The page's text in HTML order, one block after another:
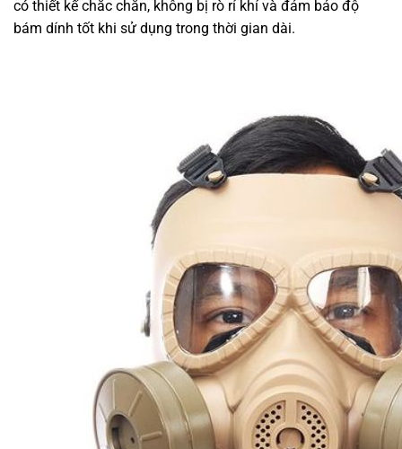
có thiết kế chắc chắn, không bị rò rỉ khí và đảm bảo độ
bám dính tốt khi sử dụng trong thời gian dài.